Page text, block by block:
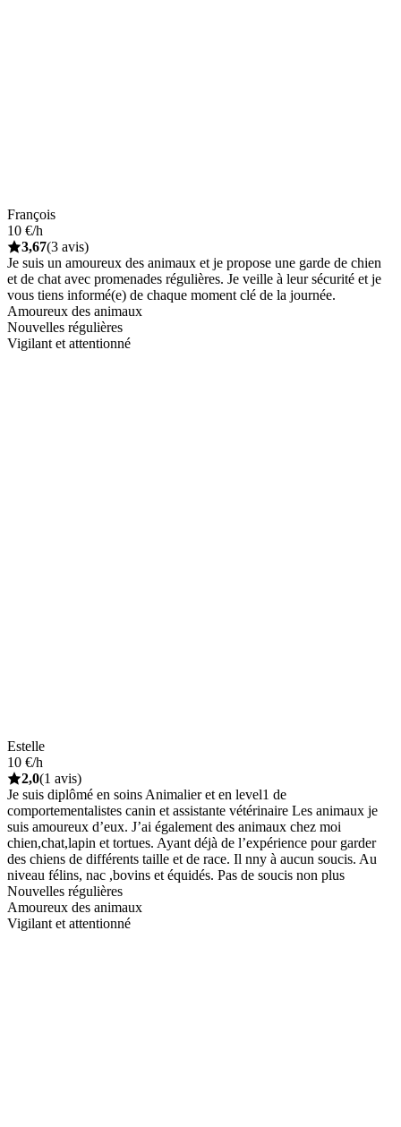
François
10 €/h
3,67(3 avis)
Je suis un amoureux des animaux et je propose une garde de chien
et de chat avec promenades régulières. Je veille à leur sécurité et je
vous tiens informé(e) de chaque moment clé de la journée.
Amoureux des animaux
Nouvelles régulières
Vigilant et attentionné
Estelle
10 €/h
2,0(1 avis)
Je suis diplômé en soins Animalier et en level1 de
comportementalistes canin et assistante vétérinaire Les animaux je
suis amoureux d’eux. J’ai également des animaux chez moi
chien,chat,lapin et tortues. Ayant déjà de l’expérience pour garder
des chiens de différents taille et de race. Il nny à aucun soucis. Au
niveau félins, nac ,bovins et équidés. Pas de soucis non plus
Nouvelles régulières
Amoureux des animaux
Vigilant et attentionné